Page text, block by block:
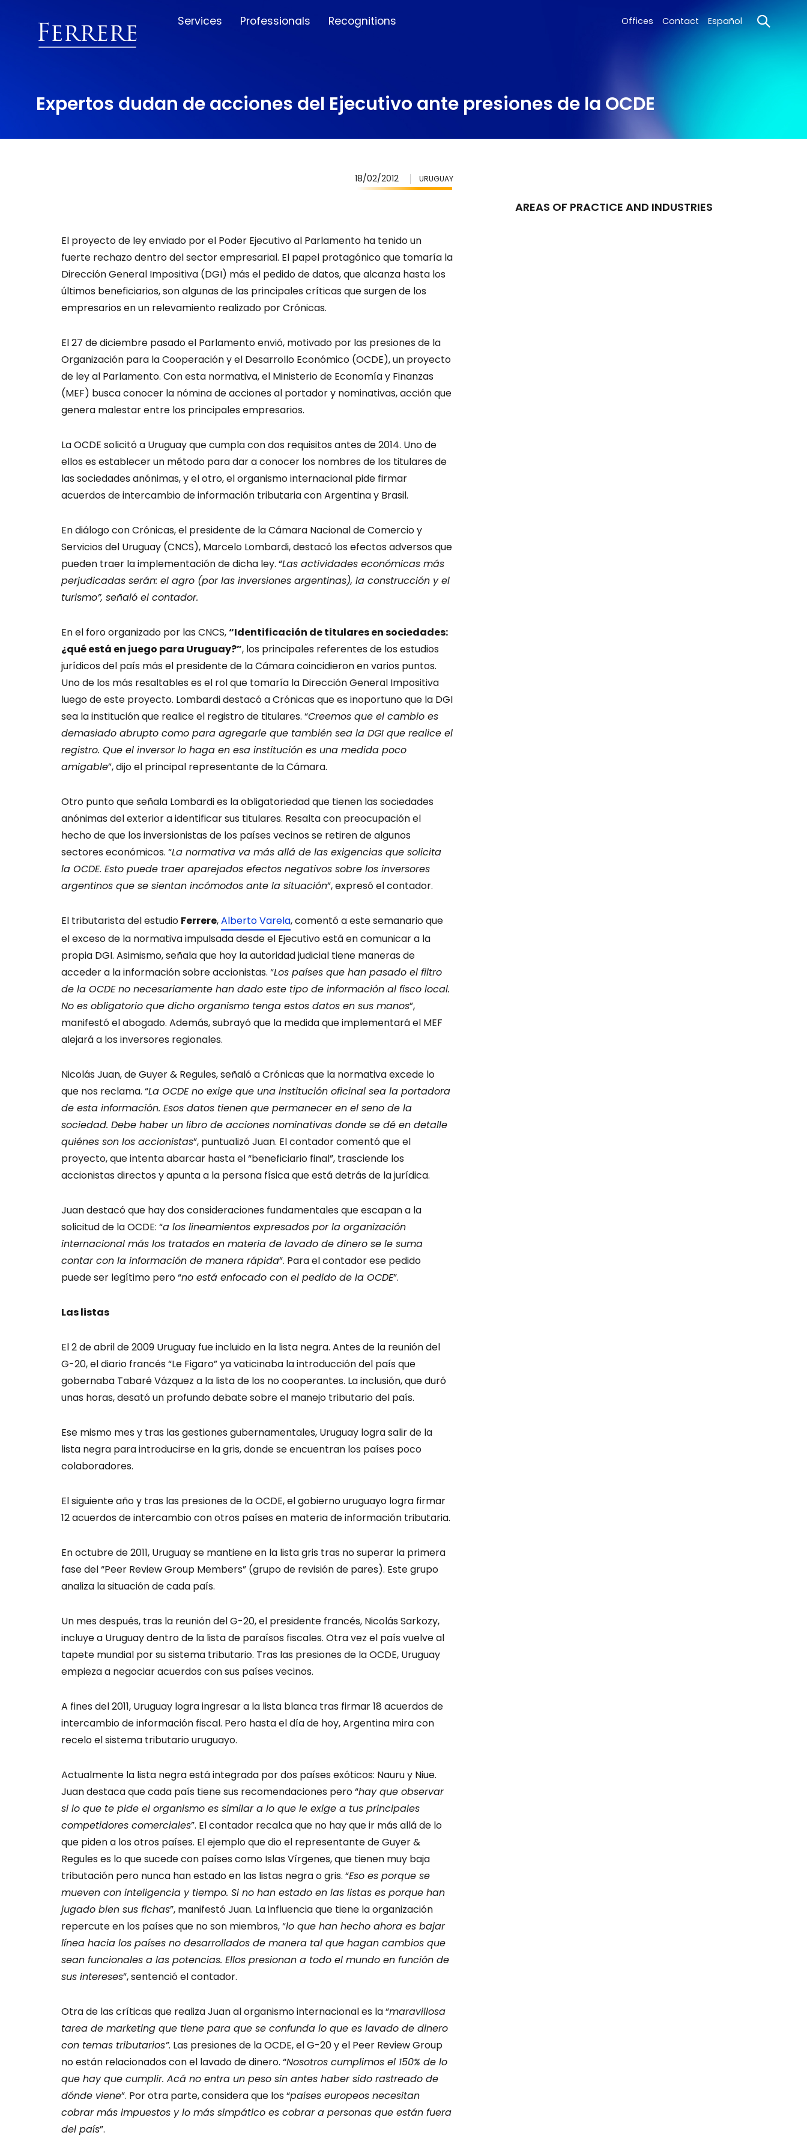
Services Professionals Recognitions Offices Contact Español
Expertos dudan de acciones del Ejecutivo ante presiones de la OCDE
18/02/2012 URUGUAY
El proyecto de ley enviado por el Poder Ejecutivo al Parlamento ha tenido un
fuerte rechazo dentro del sector empresarial. El papel protagónico que tomaría la
Dirección General Impositiva (DGI) más el pedido de datos, que alcanza hasta los
últimos beneficiarios, son algunas de las principales críticas que surgen de los
empresarios en un relevamiento realizado por Crónicas.
El 27 de diciembre pasado el Parlamento envió, motivado por las presiones de la
Organización para la Cooperación y el Desarrollo Económico (OCDE), un proyecto
de ley al Parlamento. Con esta normativa, el Ministerio de Economía y Finanzas
(MEF) busca conocer la nómina de acciones al portador y nominativas, acción que
genera malestar entre los principales empresarios.
La OCDE solicitó a Uruguay que cumpla con dos requisitos antes de 2014. Uno de
ellos es establecer un método para dar a conocer los nombres de los titulares de
las sociedades anónimas, y el otro, el organismo internacional pide firmar
acuerdos de intercambio de información tributaria con Argentina y Brasil.
En diálogo con Crónicas, el presidente de la Cámara Nacional de Comercio y
Servicios del Uruguay (CNCS), Marcelo Lombardi, destacó los efectos adversos que
pueden traer la implementación de dicha ley. “Las actividades económicas más
perjudicadas serán: el agro (por las inversiones argentinas), la construcción y el
turismo”, señaló el contador.
En el foro organizado por las CNCS,“Identificación de titulares en sociedades:
¿qué está en juego para Uruguay?”, los principales referentes de los estudios
jurídicos del país más el presidente de la Cámara coincidieron en varios puntos.
Uno de los más resaltables es el rol que tomaría la Dirección General Impositiva
luego de este proyecto. Lombardi destacó a Crónicas que es inoportuno que la DGI
sea la institución que realice el registro de titulares. “Creemos que el cambio es
demasiado abrupto como para agregarle que también sea la DGI que realice el
registro. Que el inversor lo haga en esa institución es una medida poco
amigable”, dijo el principal representante de la Cámara.
Otro punto que señala Lombardi es la obligatoriedad que tienen las sociedades
anónimas del exterior a identificar sus titulares. Resalta con preocupación el
hecho de que los inversionistas de los países vecinos se retiren de algunos
sectores económicos. “La normativa va más allá de las exigencias que solicita
la OCDE. Esto puede traer aparejados efectos negativos sobre los inversores
argentinos que se sientan incómodos ante la situación”, expresó el contador.
El tributarista del estudio Ferrere,Alberto Varela, comentó a este semanario que
el exceso de la normativa impulsada desde el Ejecutivo está en comunicar a la
propia DGI. Asimismo, señala que hoy la autoridad judicial tiene maneras de
acceder a la información sobre accionistas. “Los países que han pasado el filtro
de la OCDE no necesariamente han dado este tipo de información al fisco local.
No es obligatorio que dicho organismo tenga estos datos en sus manos”,
manifestó el abogado. Además, subrayó que la medida que implementará el MEF
alejará a los inversores regionales.
Nicolás Juan, de Guyer & Regules, señaló a Crónicas que la normativa excede lo
que nos reclama. “La OCDE no exige que una institución oficinal sea la portadora
de esta información. Esos datos tienen que permanecer en el seno de la
sociedad. Debe haber un libro de acciones nominativas donde se dé en detalle
quiénes son los accionistas”, puntualizó Juan. El contador comentó que el
proyecto, que intenta abarcar hasta el “beneficiario final”, trasciende los
accionistas directos y apunta a la persona física que está detrás de la jurídica.
Juan destacó que hay dos consideraciones fundamentales que escapan a la
solicitud de la OCDE: “a los lineamientos expresados por la organización
internacional más los tratados en materia de lavado de dinero se le suma
contar con la información de manera rápida”. Para el contador ese pedido
puede ser legítimo pero “no está enfocado con el pedido de la OCDE”.
Las listas
El 2 de abril de 2009 Uruguay fue incluido en la lista negra. Antes de la reunión del
G-20, el diario francés “Le Figaro” ya vaticinaba la introducción del país que
gobernaba Tabaré Vázquez a la lista de los no cooperantes. La inclusión, que duró
unas horas, desató un profundo debate sobre el manejo tributario del país.
Ese mismo mes y tras las gestiones gubernamentales, Uruguay logra salir de la
lista negra para introducirse en la gris, donde se encuentran los países poco
colaboradores.
El siguiente año y tras las presiones de la OCDE, el gobierno uruguayo logra firmar
12 acuerdos de intercambio con otros países en materia de información tributaria.
En octubre de 2011, Uruguay se mantiene en la lista gris tras no superar la primera
fase del “Peer Review Group Members” (grupo de revisión de pares). Este grupo
analiza la situación de cada país.
Un mes después, tras la reunión del G-20, el presidente francés, Nicolás Sarkozy,
incluye a Uruguay dentro de la lista de paraísos fiscales. Otra vez el país vuelve al
tapete mundial por su sistema tributario. Tras las presiones de la OCDE, Uruguay
empieza a negociar acuerdos con sus países vecinos.
A fines del 2011, Uruguay logra ingresar a la lista blanca tras firmar 18 acuerdos de
intercambio de información fiscal. Pero hasta el día de hoy, Argentina mira con
recelo el sistema tributario uruguayo.
Actualmente la lista negra está integrada por dos países exóticos: Nauru y Niue.
Juan destaca que cada país tiene sus recomendaciones pero “hay que observar
si lo que te pide el organismo es similar a lo que le exige a tus principales
competidores comerciales”. El contador recalca que no hay que ir más allá de lo
que piden a los otros países. El ejemplo que dio el representante de Guyer &
Regules es lo que sucede con países como Islas Vírgenes, que tienen muy baja
tributación pero nunca han estado en las listas negra o gris. “Eso es porque se
mueven con inteligencia y tiempo. Si no han estado en las listas es porque han
jugado bien sus fichas”, manifestó Juan. La influencia que tiene la organización
repercute en los países que no son miembros, “lo que han hecho ahora es bajar
línea hacia los países no desarrollados de manera tal que hagan cambios que
sean funcionales a las potencias. Ellos presionan a todo el mundo en función de
sus intereses”, sentenció el contador.
Otra de las críticas que realiza Juan al organismo internacional es la “maravillosa
tarea de marketing que tiene para que se confunda lo que es lavado de dinero
con temas tributarios”. Las presiones de la OCDE, el G-20 y el Peer Review Group
no están relacionados con el lavado de dinero. “Nosotros cumplimos el 150% de lo
que hay que cumplir. Acá no entra un peso sin antes haber sido rastreado de
dónde viene”. Por otra parte, considera que los “países europeos necesitan
cobrar más impuestos y lo más simpático es cobrar a personas que están fuera
del país”.
AREAS OF PRACTICE AND INDUSTRIES